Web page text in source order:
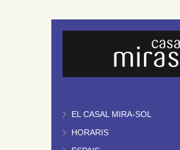
EL CASAL MIRA-SOL
HORARIS